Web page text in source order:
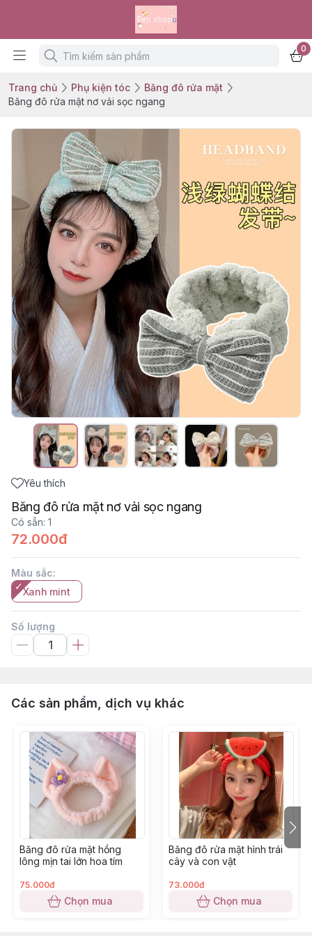
0
Trang chủ Phụ kiện tóc
Băng đô rửa mặt
Băng đô rửa mặt nơ vải sọc ngang
Yêu thích
Băng đô rửa mặt nơ vải sọc ngang
Có sẵn: 1
72.000đ
Màu sắc:
Xanh mint
Số lượng
Các sản phẩm, dịch vụ khác
Băng đô rửa mặt hồng
lông mịn tai lớn hoa tím
75.000đ
Chọn mua
Băng đô rửa mặt hình trái
cây và con vật
73.000đ
Chọn mua